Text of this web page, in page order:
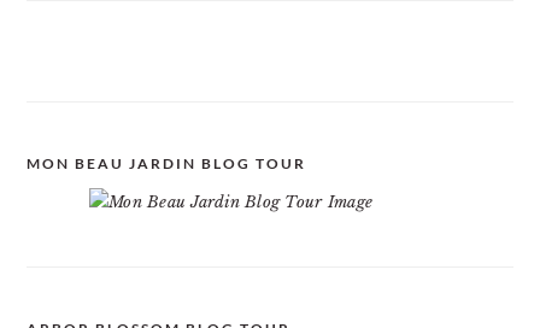
MON BEAU JARDIN BLOG TOUR